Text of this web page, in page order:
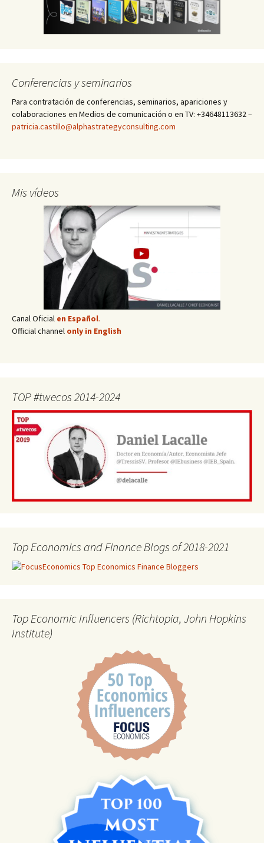
Conferencias y seminarios
Para contratación de conferencias, seminarios, apariciones y
colaboraciones en Medios de comunicación o en TV: +34648113632 –
patricia.castillo@alphastrategyconsulting.com
Mis vídeos
Canal Oficial en Español.
Official channel only in English
TOP #twecos 2014-2024
Top Economics and Finance Blogs of 2018-2021
Top Economic Influencers (Richtopia, John Hopkins
Institute)